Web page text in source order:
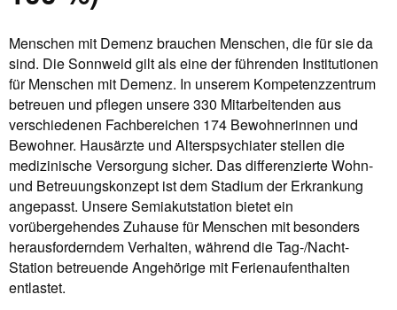
Menschen mit Demenz brauchen Menschen, die für sie da
sind. Die Sonnweid gilt als eine der führenden Institutionen
für Menschen mit Demenz. In unserem Kompetenzzentrum
betreuen und pflegen unsere 330 Mitarbeitenden aus
verschiedenen Fachbereichen 174 Bewohnerinnen und
Bewohner. Hausärzte und Alterspsychiater stellen die
medizinische Versorgung sicher. Das differenzierte Wohn-
und Betreuungskonzept ist dem Stadium der Erkrankung
angepasst. Unsere Semiakutstation bietet ein
vorübergehendes Zuhause für Menschen mit besonders
herausforderndem Verhalten, während die Tag-/Nacht-
Station betreuende Angehörige mit Ferienaufenthalten
entlastet.